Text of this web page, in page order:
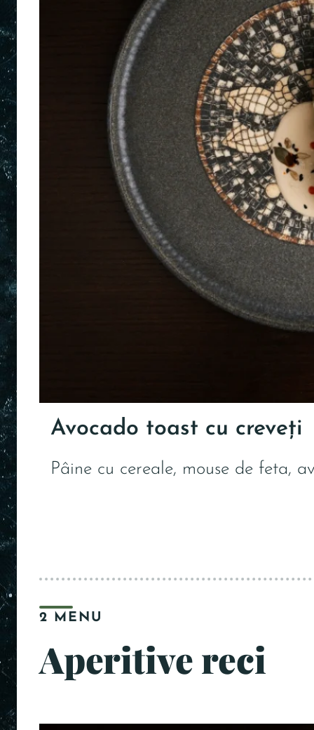
Avocado toast cu creveți
Pâine cu cereale, mouse de feta,
2 MENU
Aperitive reci